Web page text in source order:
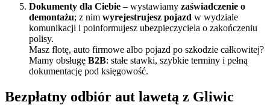
Dokumenty dla Ciebie – wystawiamy zaświadczenie o
demontażu; z nim wyrejestrujesz pojazd w wydziale
komunikacji i poinformujesz ubezpieczyciela o zakończeniu
polisy.
Masz flotę, auto firmowe albo pojazd po szkodzie całkowitej?
Mamy obsługę B2B: stałe stawki, szybkie terminy i pełną
dokumentację pod księgowość.
Bezpłatny odbiór aut lawetą z Gliwic